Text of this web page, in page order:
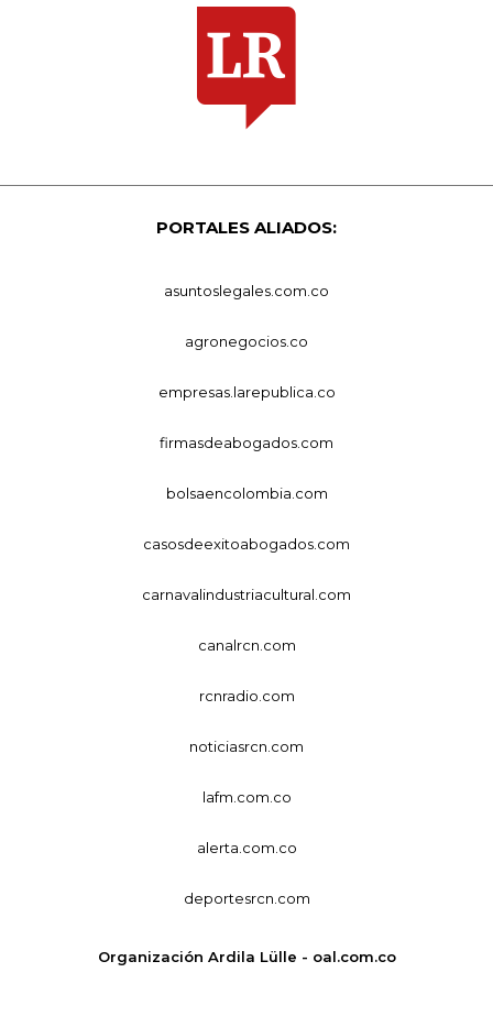
PORTALES ALIADOS:
asuntoslegales.com.co
agronegocios.co
empresas.larepublica.co
firmasdeabogados.com
bolsaencolombia.com
casosdeexitoabogados.com
carnavalindustriacultural.com
canalrcn.com
rcnradio.com
noticiasrcn.com
lafm.com.co
alerta.com.co
deportesrcn.com
Organización Ardila Lülle - oal.com.co